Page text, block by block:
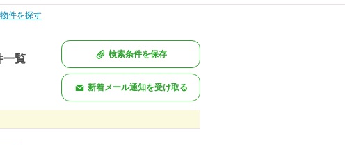
件を探す
一覧 検索条件を保存
新着メール通知を受け取る